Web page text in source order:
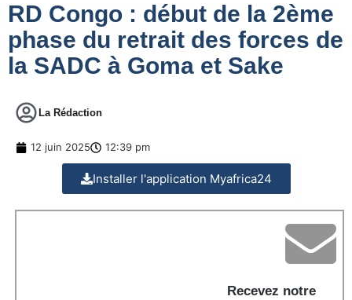
RD Congo : début de la 2ème
phase du retrait des forces de
la SADC à Goma et Sake
La Rédaction
12 juin 2025 12:39 pm
Installer l'application Myafrica24
Recevez notre